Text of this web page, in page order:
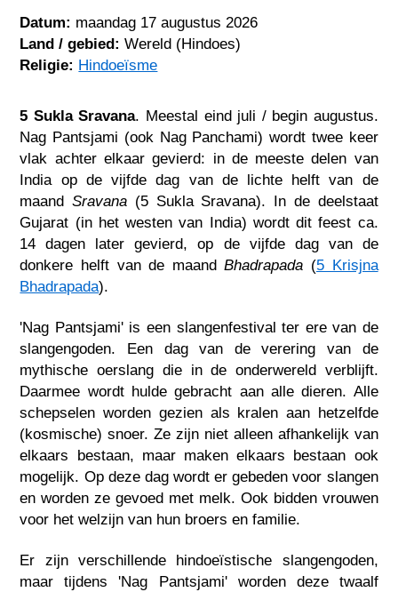
Datum: maandag 17 augustus 2026
Land / gebied: Wereld (Hindoes)
Religie: Hindoeïsme
5 Sukla Sravana. Meestal eind juli / begin augustus.
Nag Pantsjami (ook Nag Panchami) wordt twee keer
vlak achter elkaar gevierd: in de meeste delen van
India op de vijfde dag van de lichte helft van de
maandSravana (5 Sukla Sravana). In de deelstaat
Gujarat (in het westen van India) wordt dit feest ca.
14 dagen later gevierd, op de vijfde dag van de
donkere helft van de maandBhadrapada (5 Krisjna
Bhadrapada).
'Nag Pantsjami' is een slangenfestival ter ere van de
slangengoden. Een dag van de verering van de
mythische oerslang die in de onderwereld verblijft.
Daarmee wordt hulde gebracht aan alle dieren. Alle
schepselen worden gezien als kralen aan hetzelfde
(kosmische) snoer. Ze zijn niet alleen afhankelijk van
elkaars bestaan, maar maken elkaars bestaan ook
mogelijk. Op deze dag wordt er gebeden voor slangen
en worden ze gevoed met melk. Ook bidden vrouwen
voor het welzijn van hun broers en familie.
Er zijn verschillende hindoeïstische slangengoden,
maar tijdens 'Nag Pantsjami' worden deze twaalf